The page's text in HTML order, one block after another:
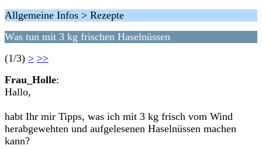
Allgemeine Infos > Rezepte
Was tun mit 3 kg frischen Haselnüssen
(1/3) > >>
Frau_Holle:
Hallo,
habt Ihr mir Tipps, was ich mit 3 kg frisch vom Wind
herabgewehten und aufgelesenen Haselnüssen machen
kann?